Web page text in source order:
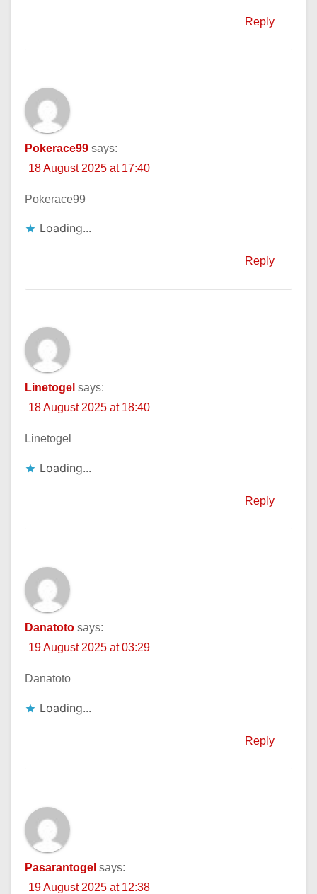
Reply
Pokerace99 says:
18 August 2025 at 17:40
Pokerace99
Loading...
Reply
Linetogel says:
18 August 2025 at 18:40
Linetogel
Loading...
Reply
Danatoto says:
19 August 2025 at 03:29
Danatoto
Loading...
Reply
Pasarantogel says:
19 August 2025 at 12:38